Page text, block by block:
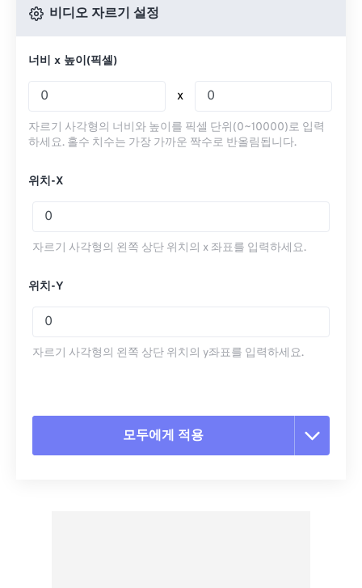
비디오 자르기 설정
너비 x 높이(픽셀)
x
자르기 사각형의 너비와 높이를 픽셀 단위(0~10000)로 입력
하세요. 홀수 치수는 가장 가까운 짝수로 반올림됩니다.
위치-X
자르기 사각형의 왼쪽 상단 위치의 x 좌표를 입력하세요.
위치-Y
자르기 사각형의 왼쪽 상단 위치의 y좌표를 입력하세요.
모두에게 적용